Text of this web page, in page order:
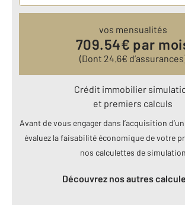
vos mensualités
709.54€ par
(Dont 24.6€
Crédit immobilier
et premiers calculs
Avant de vous engager dans l’acquisition
évaluez la faisabilité économique de votre
nos calculettes de simulation
Découvrez nos autres